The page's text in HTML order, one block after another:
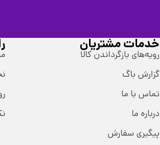
خدمات مشتریان
رویه‌های بازگرداندن کالا
گزارش باگ
تماس با ما
درباره ما
پیگیری سفارش